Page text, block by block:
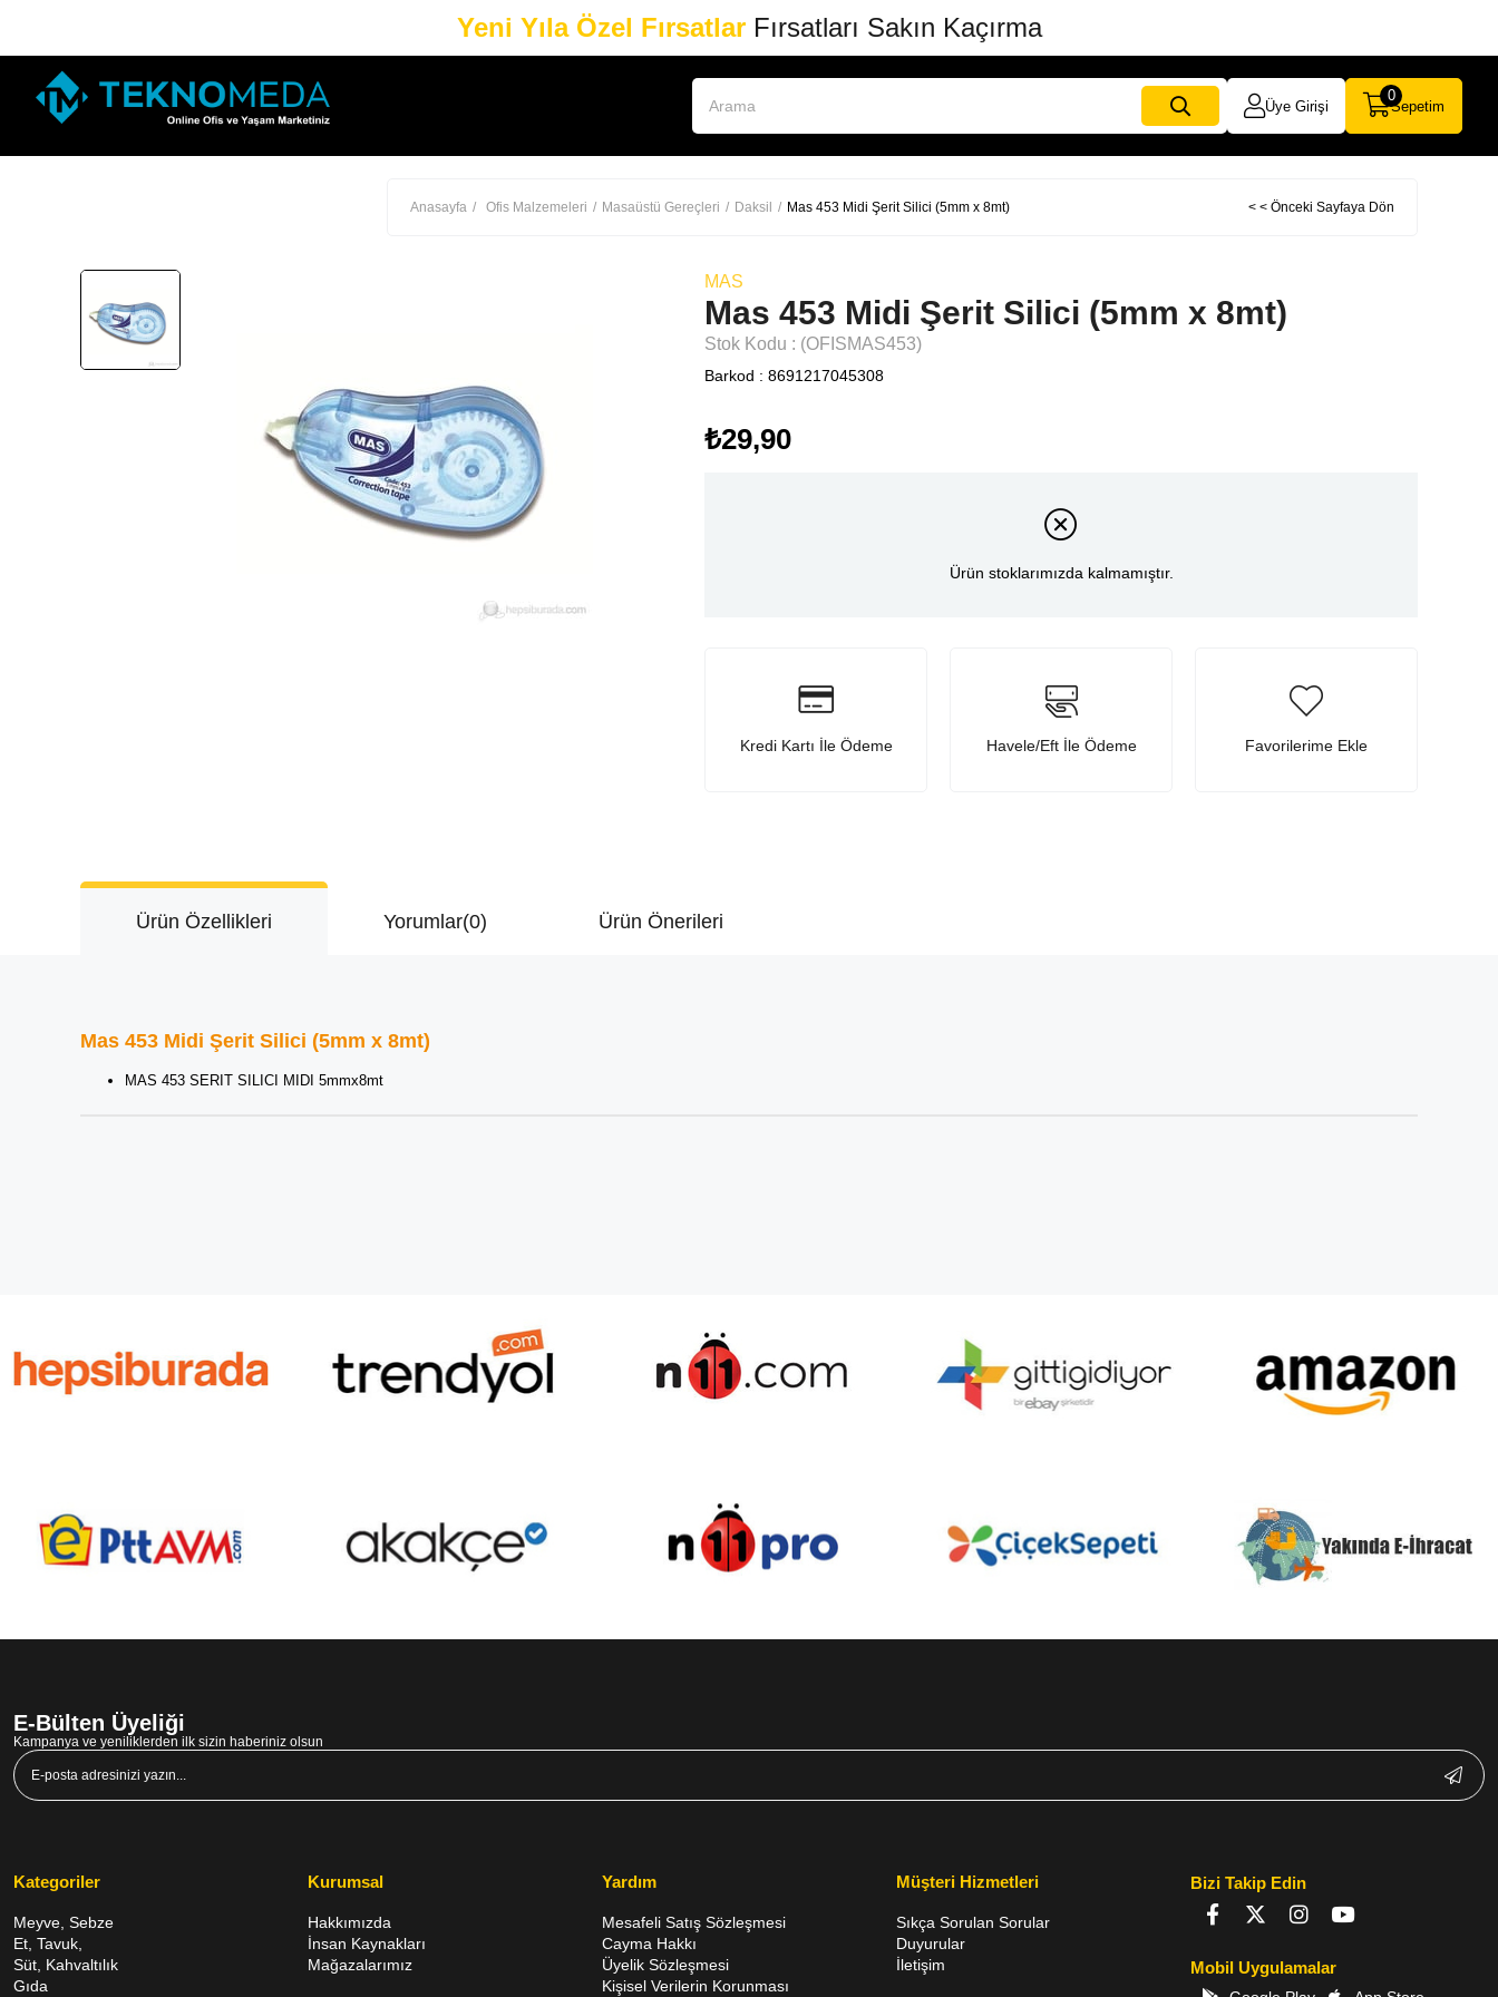
Yeni Yıla Özel FırsatlarFırsatları Sakın Kaçırma
Üye Girişi Sepetim
0
Anasayfa Ofis Malzemeleri Masaüstü Gereçleri Daksil Mas 453 Midi Şerit Silici (5mm x 8mt) < < Önceki Sayfaya Dön
MAS
Mas 453 Midi Şerit Silici (5mm x 8mt)
Stok Kodu (OFISMAS453)
Barkod : 8691217045308
₺29,90
Ürün stoklarımızda kalmamıştır.
Kredi Kartı İle Ödeme Havele/Eft İle Ödeme Favorilerime Ekle
Ürün Özellikleri Yorumlar(0) Ürün Önerileri
Mas 453 Midi Şerit Silici (5mm x 8mt)
MAS 453 SERIT SILICI MIDI 5mmx8mt
E-Bülten Üyeliği
Kampanya ve yeniliklerden ilk sizin haberiniz olsun
Kategoriler
Meyve, Sebze
Et, Tavuk,
Süt, Kahvaltılık
Gıda
Kurumsal
Hakkımızda
İnsan Kaynakları
Mağazalarımız
Yardım
Mesafeli Satış Sözleşmesi
Cayma Hakkı
Üyelik Sözleşmesi
Kişisel Verilerin Korunması
Müşteri Hizmetleri
Sıkça Sorulan Sorular
Duyurular
İletişim
Bizi Takip Edin
Mobil Uygulamalar